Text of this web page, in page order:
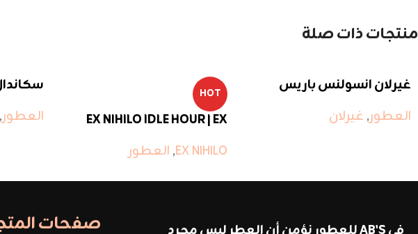
منتجات ذات صلة
غيرلان انسولنس باريس
العطور, غيرلان
HOT
EX NIHILO IDLE HOUR | EX
EX NIHILO
, العطور
العطور,
صفحات